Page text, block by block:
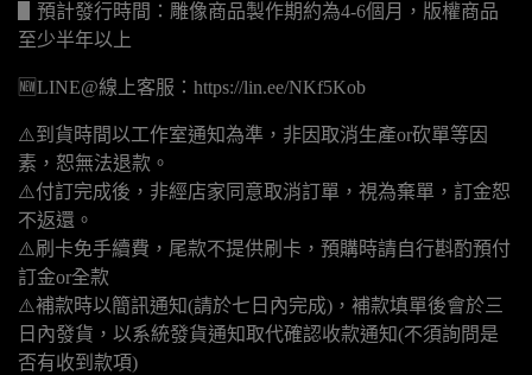
▋預計發行時間：雕像商品製作期約為4-6個月，版權商品
至少半年以上
🆕LINE@線上客服：https://lin.ee/NKf5Kob
⚠️到貨時間以工作室通知為準，非因取消生產or砍單等因
素，恕無法退款。
⚠️付訂完成後，非經店家同意取消訂單，視為棄單，訂金恕
不返還。
⚠️刷卡免手續費，尾款不提供刷卡，預購時請自行斟酌預付
訂金or全款
⚠️補款時以簡訊通知(請於七日內完成)，補款填單後會於三
日內發貨，以系統發貨通知取代確認收款通知(不須詢問是
否有收到款項)